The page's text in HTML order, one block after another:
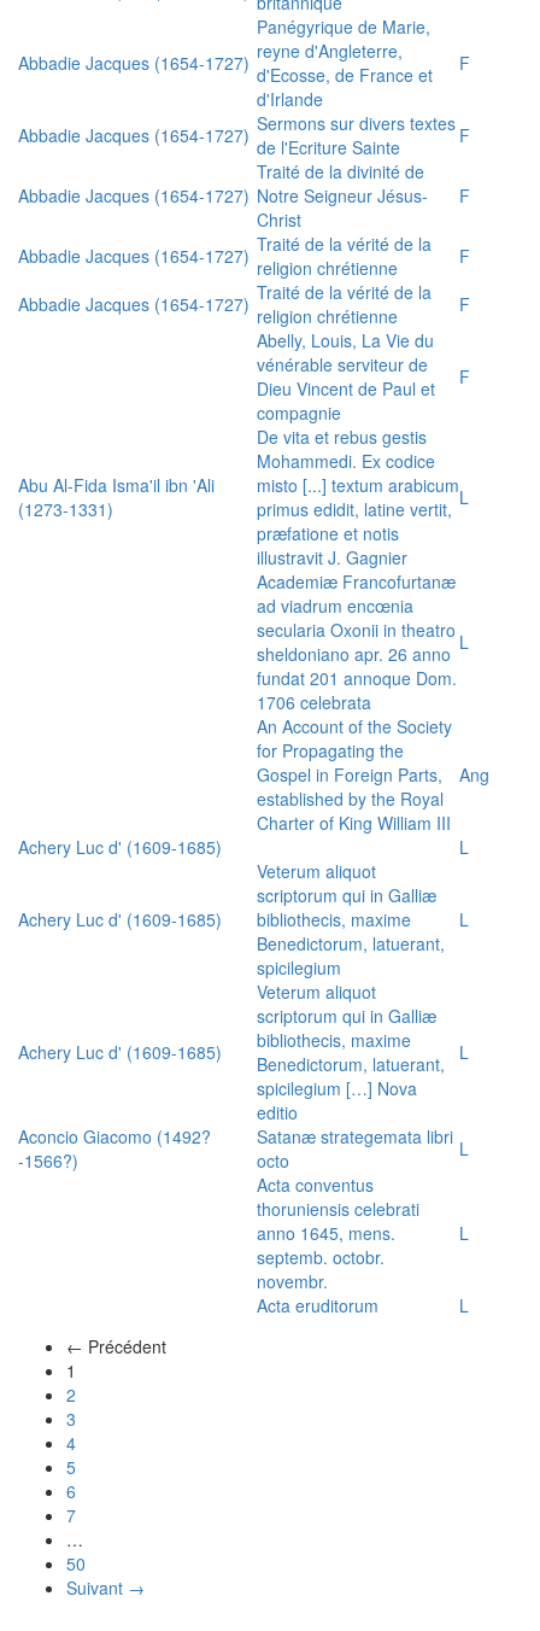
Abbadie Jacques (1654-1727)
Panégyrique de Marie,
reyne d'Angleterre,
d'Ecosse, de France et
d'Irlande
F
Abbadie Jacques (1654-1727) Sermons sur divers textes
de l'Ecriture Sainte
F
Abbadie Jacques (1654-1727)
Traité de la divinité de
Notre Seigneur Jésus-
Christ
F
Abbadie Jacques (1654-1727) Traité de la vérité de la
religion chrétienne
F
Abbadie Jacques (1654-1727) Traité de la vérité de la
religion chrétienne
F
Abelly, Louis, La Vie du
vénérable serviteur de
Dieu Vincent de Paul et
compagnie
F
Abu Al-Fida Isma'il ibn 'Ali
(1273-1331)
De vita et rebus gestis
Mohammedi. Ex codice
misto [...] textum arabicum
primus edidit, latine vertit,
præfatione et notis
illustravit J. Gagnier
L
Academiæ Francofurtanæ
ad viadrum encœnia
secularia Oxonii in theatro
sheldoniano apr. 26 anno
fundat 201 annoque Dom.
1706 celebrata
L
An Account of the Society
for Propagating the
Gospel in Foreign Parts,
established by the Royal
Charter of King William III
Ang
Achery Luc d' (1609-1685) L
Achery Luc d' (1609-1685)
Veterum aliquot
scriptorum qui in Galliæ
bibliothecis, maxime
Benedictorum, latuerant,
spicilegium
L
Achery Luc d' (1609-1685)
Veterum aliquot
scriptorum qui in Galliæ
bibliothecis, maxime
Benedictorum, latuerant,
spicilegium […] Nova
editio
L
Aconcio Giacomo (1492?
-1566?)
Satanæ strategemata libri
octo
L
Acta conventus
thoruniensis celebrati
anno 1645, mens.
septemb. octobr.
novembr.
L
Acta eruditorum
L
← Précédent
1
2
3
4
5
6
7
…
50
Suivant →